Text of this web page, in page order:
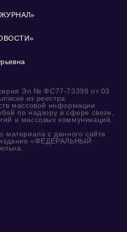
Эл № ФС77-73398 от 03
из реестра
массовой информации
по надзору в сфере связи,
и массовых коммуникаций.
материала с данного сайта
издание «ФЕДЕРАЛЬНЫЙ